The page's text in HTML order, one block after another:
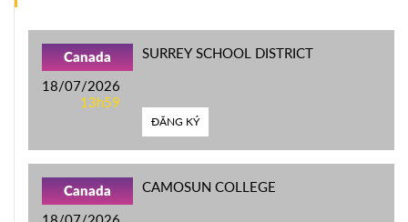
Canada
18/07/2026
13h59
SURREY SCHOOL DISTRICT
ĐĂNG KÝ
Canada CAMOSUN COLLEGE